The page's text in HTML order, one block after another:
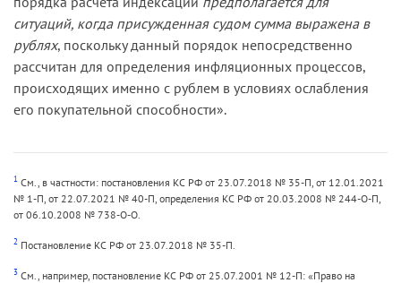
ситуаций, когда присужденная судом сумма выражена в
рублях, поскольку данный порядок непосредственно
рассчитан для определения инфляционных процессов,
происходящих именно с рублем в условиях ослабления
его покупательной способности».
1 См., в частности: постановления КС РФ от 23.07.2018 № 35-П, от 12.01.2021
№ 1-П, от 22.07.2021 № 40-П, определения КС РФ от 20.03.2008 № 244-О-П,
от 06.10.2008 № 738-О-О.
2 Постановление КС РФ от 23.07.2018 № 35-П.
3 См., например, постановление КС РФ от 25.07.2001 № 12-П: «Право на